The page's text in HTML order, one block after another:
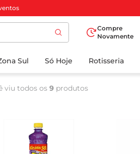
Compre
Novamente
Sul Só Hoje Rotisseria
viu todos os9 produtos
BUSCADOS